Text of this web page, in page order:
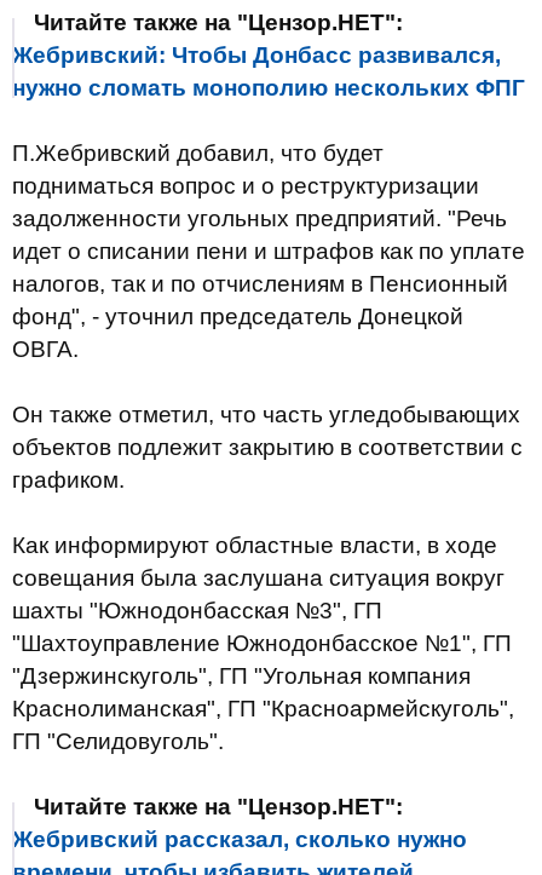
Читайте также на "Цензор.НЕТ":
Жебривский: Чтобы Донбасс развивался,
нужно сломать монополию нескольких ФПГ
П.Жебривский добавил, что будет
подниматься вопрос и о реструктуризации
задолженности угольных предприятий. "Речь
идет о списании пени и штрафов как по уплате
налогов, так и по отчислениям в Пенсионный
фонд", - уточнил председатель Донецкой
ОВГА.
Он также отметил, что часть угледобывающих
объектов подлежит закрытию в соответствии с
графиком.
Как информируют областные власти, в ходе
совещания была заслушана ситуация вокруг
шахты "Южнодонбасская №3", ГП
"Шахтоуправление Южнодонбасское №1", ГП
"Дзержинскуголь", ГП "Угольная компания
Краснолиманская", ГП "Красноармейскуголь",
ГП "Селидовуголь".
Читайте также на "Цензор.НЕТ":
Жебривский рассказал, сколько нужно